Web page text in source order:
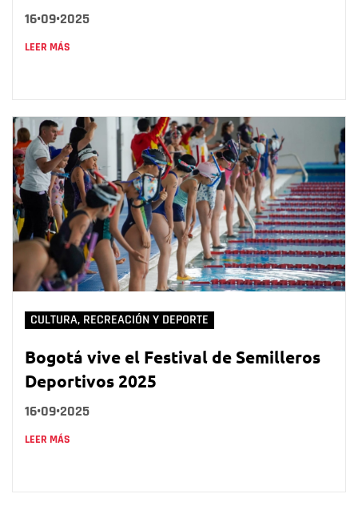
16•09•2025
LEER MÁS
CULTURA, RECREACIÓN Y DEPORTE
Bogotá vive el Festival de Semilleros
Deportivos 2025
16•09•2025
LEER MÁS